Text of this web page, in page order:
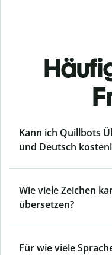
Kann ich Quillbots
und Deutsch
Wie viele Zeichen
übersetzen?
Für wie viele